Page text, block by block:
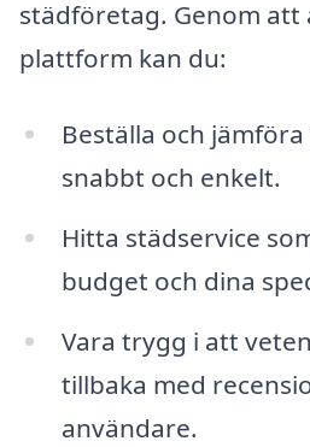
städföretag. Genom att
plattform kan du:
Beställa och
snabbt och enkelt.
Hitta städservice
budget och dina
Vara trygg i att
tillbaka med
användare.